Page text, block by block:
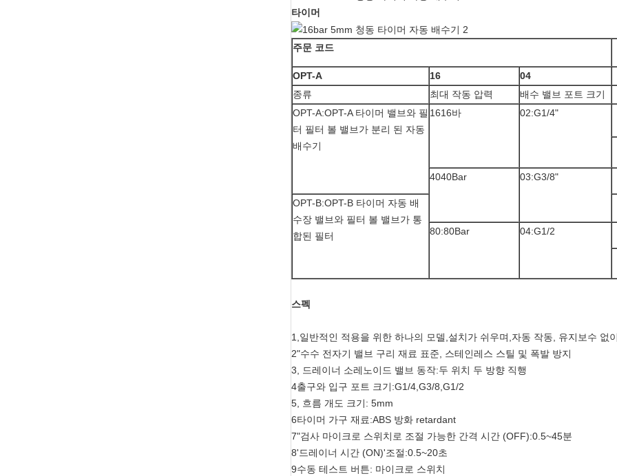
타이머
주문 코드
OPT-A 16
04
종류
최대 작동 압력
배수 밸브 포트 크기
OPT-A:OPT-A 타이머 밸브와 필
터 필터 볼 밸브가 분리 된 자동
배수기
1616바 02:G1/4"
4040Bar 03:G3/8"
OPT-B:OPT-B 타이머 자동 배
수장 밸브와 필터 볼 밸브가 통
합된 필터
80:80Bar 04:G1/2
스펙
1,일반적인 적용을 위한 하나의 모델,설치가 쉬우며,자동 작동, 유지보수 없
2"수수 전자기 밸브 구리 재료 표준, 스테인레스 스틸 및 폭발 방지
3, 드레이너 소레노이드 밸브 동작:두 위치 두 방향 직행
4출구와 입구 포트 크기:G1/4,G3/8,G1/2
5, 흐름 개도 크기: 5mm
6타이머 가구 재료:ABS 방화 retardant
7"검사 마이크로 스위치로 조절 가능한 간격 시간 (OFF):0.5~45분
8'드레이너 시간 (ON)'조절:0.5~20초
9수동 테스트 버튼: 마이크로 스위치